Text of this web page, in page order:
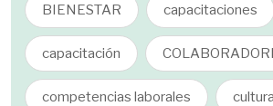
BIENESTAR capacitaciones
capacitación
competencias laborales cultura